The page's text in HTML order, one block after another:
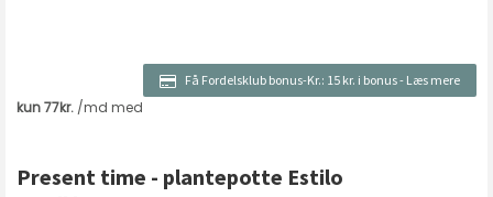
Få Fordelsklub bonus-Kr.: 15 kr. i bonus- Læs mere
Present time - plantepotte Estilo